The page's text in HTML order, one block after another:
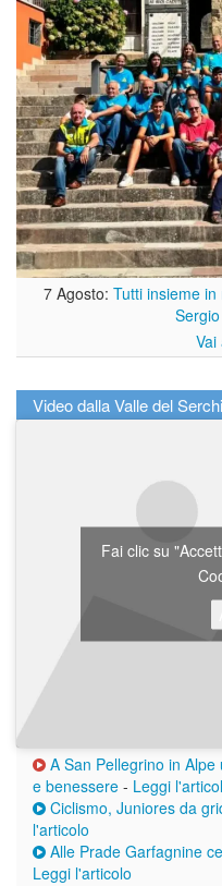
7 Agosto: Tutti insieme
Vai
Video dalla Valle del
Fai clic su
A San Pellegrino in
e benessere - Leggi
Ciclismo, Juniores da
l'articolo
Alle Prade Garfagnine
Leggi l'articolo